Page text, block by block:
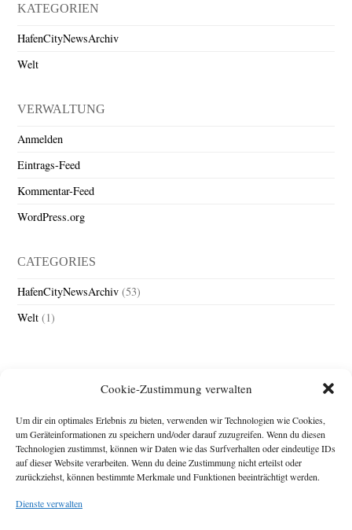
Cookie-Zustimmung verwalten
Um dir ein optimales Erlebnis zu bieten, verwenden wir Technologien wie Cookies,
um Geräteinformationen zu speichern und/oder darauf zuzugreifen. Wenn du diesen
Technologien zustimmst, können wir Daten wie das Surfverhalten oder eindeutige IDs
auf dieser Website verarbeiten. Wenn du deine Zustimmung nicht erteilst oder
zurückziehst, können bestimmte Merkmale und Funktionen beeinträchtigt werden.
Dienste verwalten
KATEGORIEN
HafenCityNewsArchiv
Welt
VERWALTUNG
Anmelden
Eintrags-Feed
Kommentar-Feed
WordPress.org
CATEGORIES
HafenCityNewsArchiv (53)
Welt (1)
Impressum
Michael Baden,